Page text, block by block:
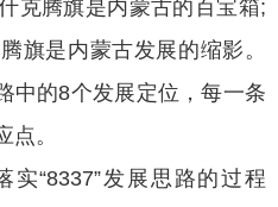
腾旗是内蒙古的百宝箱;
旗是内蒙古发展的缩影。
中的8个发展定位，每一条
。
“8337”发展思路的过程